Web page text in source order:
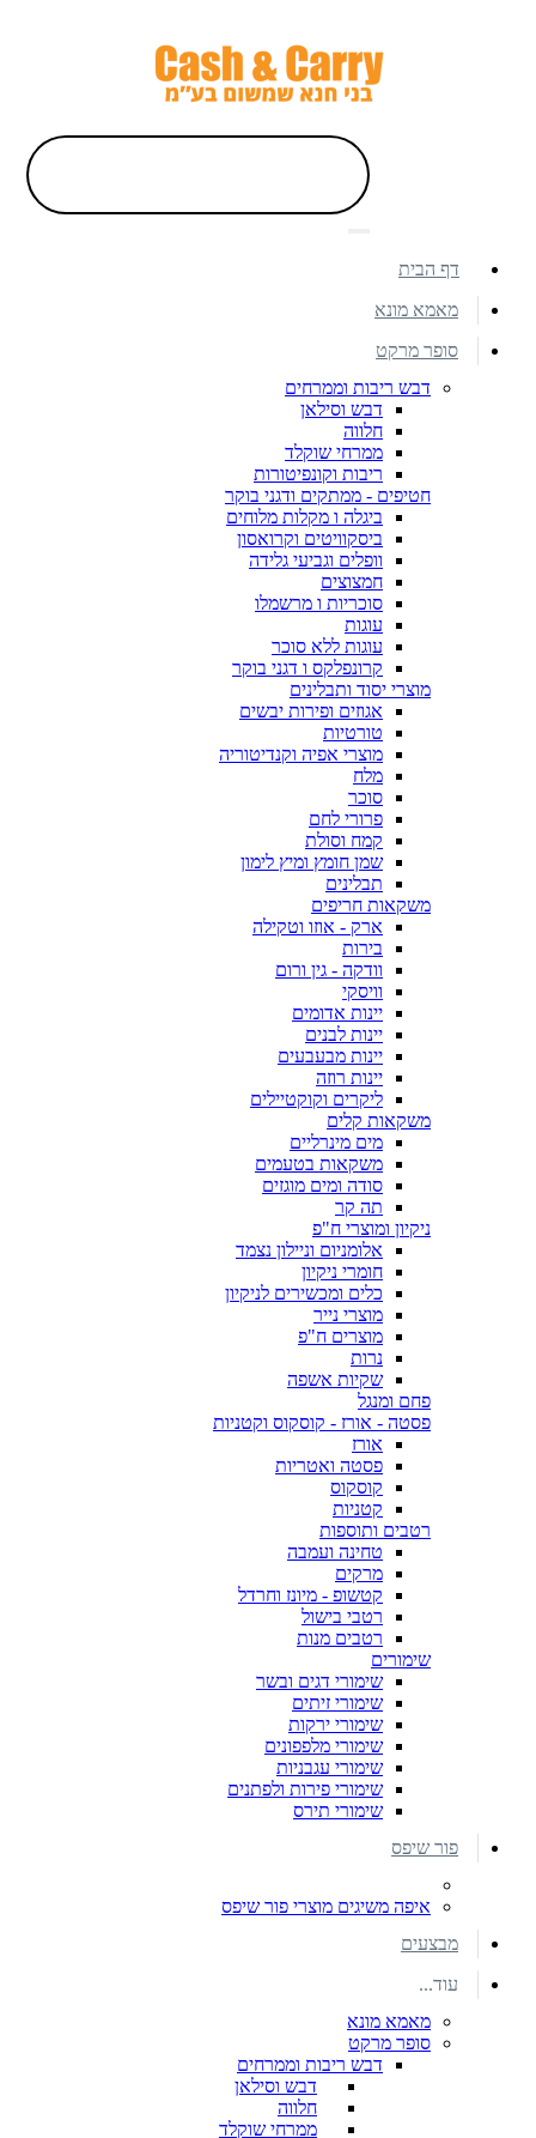
דף הבית
מאמא מונא
סופר מרקט
דבש ריבות וממרחים
דבש וסילאן
חלווה
ממרחי שוקלד
ריבות וקונפיטורות
חטיפים - ממתקים ודגני בוקר
ביגלה ו מקלות מלוחים
ביסקוויטים וקרואסון
וופלים וגביעי גלידה
חמצוצים
סוכריות ו מרשמלו
עוגות
עוגות ללא סוכר
קרונפלקס ו דגני בוקר
מוצרי יסוד ותבלינים
אגוזים ופירות יבשים
טורטיות
מוצרי אפיה וקנדיטוריה
מלח
סוכר
פרורי לחם
קמח וסולת
שמן חומץ ומיץ לימון
תבלינים
משקאות חריפים
ארק - אוזו וטקילה
בירות
וודקה - גין ורום
וויסקי
יינות אדומים
יינות לבנים
יינות מבעבעים
יינות רוזה
ליקרים וקוקטיילים
משקאות קלים
מים מינרליים
משקאות בטעמים
סודה ומים מוגזים
תה קר
ניקיון ומוצרי ח"פ
אלומניום וניילון נצמד
חומרי ניקיון
כלים ומכשירים לניקיון
מוצרי נייר
מוצרים ח"פ
נרות
שקיות אשפה
פחם ומנגל
פסטה - אורז - קוסקוס וקטניות
אורז
פסטה ואטריות
קוסקוס
קטניות
רטבים ותוספות
טחינה ועמבה
מרקים
קטשופ - מיונז וחרדל
רטבי בישול
רטבים מנות
שימורים
שימורי דגים ובשר
שימורי זיתים
שימורי ירקות
שימורי מלפפונים
שימורי עגבניות
שימורי פירות ולפתנים
שימורי תירס
פור שיפס
איפה משיגים מוצרי פור שיפס
מבצעים
עוד...
מאמא מונא
סופר מרקט
דבש ריבות וממרחים
דבש וסילאן
חלווה
ממרחי שוקלד